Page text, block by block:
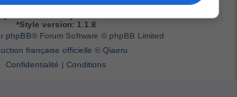
*Original byChristian 2.0
*Style version: 1.1.8
phpBB® Forum Software © phpBB Limited
française officielle © Qiaeru
Confidentialité | Conditions